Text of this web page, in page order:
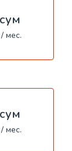
мес.
мес.